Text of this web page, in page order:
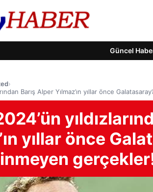
Güncel
›
Barış Alper Yılmaz’ın yıllar önce
yıllar önce